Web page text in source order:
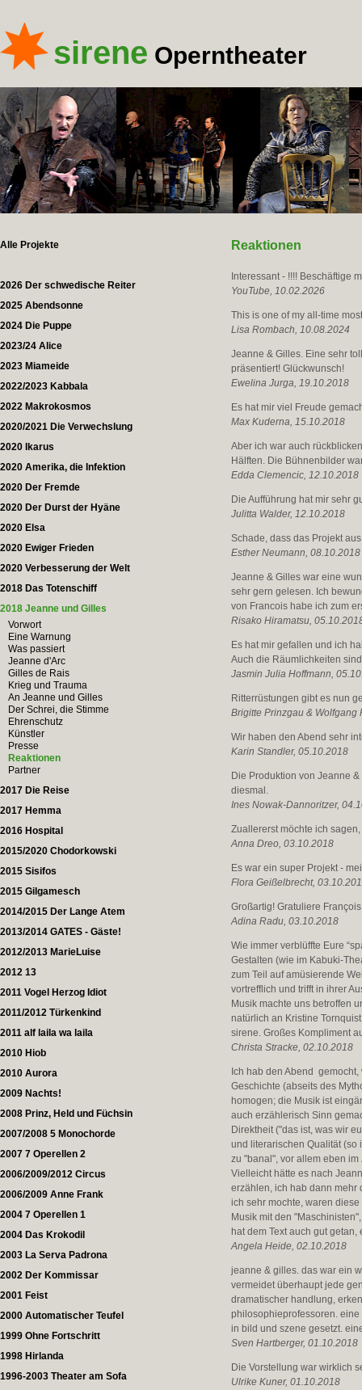
sirene Operntheater
Alle Projekte
2026 Der schwedische Reiter
2025 Abendsonne
2024 Die Puppe
2023/24 Alice
2023 Miameide
2022/2023 Kabbala
2022 Makrokosmos
2020/2021 Die Verwechslung
2020 Ikarus
2020 Amerika, die Infektion
2020 Der Fremde
2020 Der Durst der Hyäne
2020 Elsa
2020 Ewiger Frieden
2020 Verbesserung der Welt
2018 Das Totenschiff
2018 Jeanne und Gilles
Vorwort
Eine Warnung
Was passiert
Jeanne d'Arc
Gilles de Rais
Krieg und Trauma
An Jeanne und Gilles
Der Schrei, die Stimme
Ehrenschutz
Künstler
Presse
Reaktionen
Partner
2017 Die Reise
2017 Hemma
2016 Hospital
2015/2020 Chodorkowski
2015 Sisifos
2015 Gilgamesch
2014/2015 Der Lange Atem
2013/2014 GATES - Gäste!
2012/2013 MarieLuise
2012 13
2011 Vogel Herzog Idiot
2011/2012 Türkenkind
2011 alf laila wa laila
2010 Hiob
2010 Aurora
2009 Nachts!
2008 Prinz, Held und Füchsin
2007/2008 5 Monochorde
2007 7 Operellen 2
2006/2009/2012 Circus
2006/2009 Anne Frank
2004 7 Operellen 1
2004 Das Krokodil
2003 La Serva Padrona
2002 Der Kommissar
2001 Feist
2000 Automatischer Teufel
1999 Ohne Fortschritt
1998 Hirlanda
1996-2003 Theater am Sofa
Reaktionen
Interessant - !!!! Beschäftige
YouTube, 10.02.2026
This is one of my all-time
Lisa Rombach, 10.08.2024
Jeanne & Gilles. Eine sehr
präsentiert! Glückwunsch!
Ewelina Jurga, 19.10.2018
Es hat mir viel Freude
Max Kuderna, 15.10.2018
Aber ich war auch
Hälften. Die Bühnenbilder
Edda Clemencic, 12.10.2018
Die Aufführung hat mir sehr
Julitta Walder, 12.10.2018
Schade, dass das Projekt
Esther Neumann, 08.10.2018
Jeanne & Gilles war eine
sehr gern gelesen. Ich
von Francois habe ich zum
Risako Hiramatsu,
Es hat mir gefallen und ich
Auch die Räumlichkeiten
Jasmin Julia Hoffmann,
Ritterrüstungen gibt es nun
Brigitte Prinzgau &
Wir haben den Abend sehr
Karin Standler, 05.10.2018
Die Produktion von Jeanne
diesmal.
Ines Nowak-Dannoritzer,
Zuallererst möchte ich
Anna Dreo, 03.10.2018
Es war ein super Projekt -
Flora Geißelbrecht,
Großartig! Gratuliere
Adina Radu, 03.10.2018
Wie immer verblüffte Eure
Gestalten (wie im Kabuki-
zum Teil auf amüsierende
vortrefflich und trifft in ihrer
Musik machte uns betroffen
natürlich an Kristine
sirene. Großes Kompliment
Christa Stracke, 02.10.2018
Ich hab den Abend
Geschichte (abseits des
homogen; die Musik ist
auch erzählerisch Sinn
Direktheit ("das ist, was wir
und literarischen Qualität
zu "banal", vor allem eben
Vielleicht hätte es nach
erzählen, ich hab dann mehr
ich sehr mochte, waren
Musik mit den
hat dem Text auch gut
Angela Heide, 02.10.2018
jeanne & gilles. das war ein
vermeidet überhaupt jede
dramatischer handlung,
philosophieprofessoren.
in bild und szene gesetzt.
Sven Hartberger, 01.10.2018
Die Vorstellung war wirklich
Ulrike Kuner, 01.10.2018